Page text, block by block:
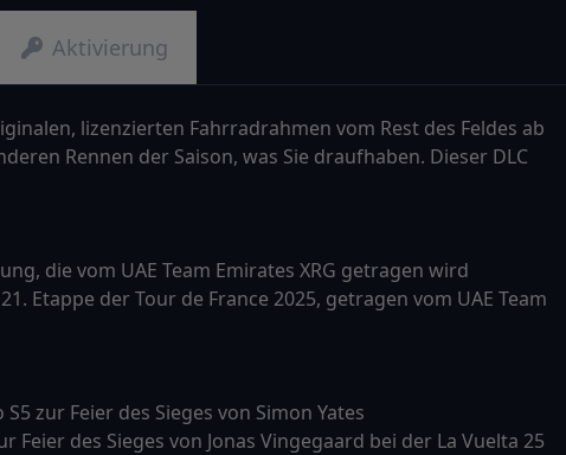
Aktivierung
lizenzierten Fahrradrahmen vom Rest des Feldes ab
Rennen der Saison, was Sie draufhaben. Dieser DLC
die vom UAE Team Emirates XRG getragen wird
Etappe der Tour de France 2025, getragen vom UAE Team
zur Feier des Sieges von Simon Yates
Feier des Sieges von Jonas Vingegaard bei der La Vuelta 25